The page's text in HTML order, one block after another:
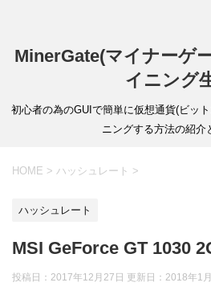
MinerGate(マイナーゲ
イニング
初心者の為のGUIで簡単に仮想通貨(ビッ
ニングする方法の紹介
HOME > ハッシュレート >
ハッシュレート
MSI GeForce GT 1030
投稿日：2017年12月27日 更新日： 2018年1